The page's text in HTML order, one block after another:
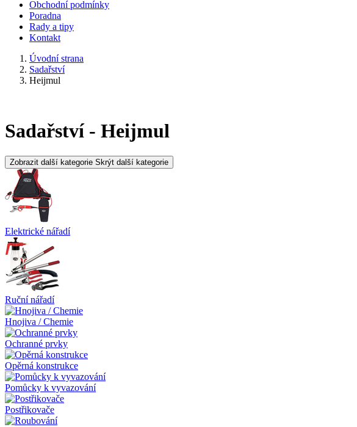
Obchodní podmínky
Poradna
Rady a tipy
Kontakt
Úvodní strana
Sadařství
Heijmul
Sadařství - Heijmul
Zobrazit další kategorie Skrýt další kategorie
Elektrické nářadí
Ruční nářadí
Hnojiva / Chemie
Ochranné prvky
Opěrná konstrukce
Pomůcky k vyvazování
Postřikovače